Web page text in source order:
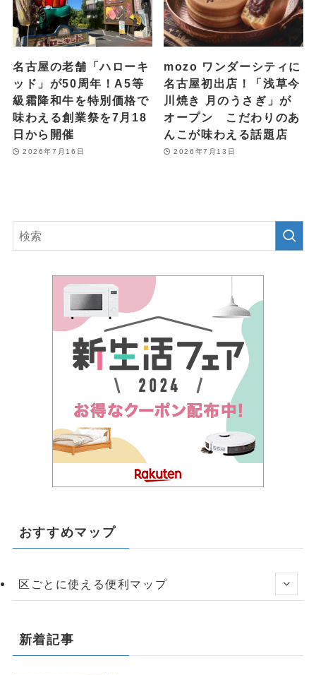
名古屋の老舗「ハローキ
ッド」が50周年！A5等
級霜降和牛を特別価格で
味わえる創業祭を7月18
日から開催
2026年7月16日
mozo ワンダーシティに
名古屋初出店！「浅草今
川焼き 月のうさぎ」が
オープン こだわりのあ
んこが味わえる話題店
2026年7月13日
おすすめマップ
区ごとに使える便利マップ
新着記事